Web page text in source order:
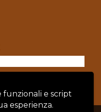
funzionali e script
esperienza.